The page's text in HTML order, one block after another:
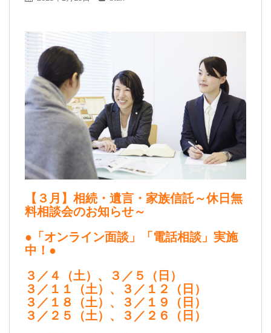
【３月】相続・遺言・家族信託～休日無
料相談会のお知らせ～
●「オンライン面談」「電話相談」実施
中！●
３／４（土）、３／５（日）
３／１１（土）、３／１２（日）
３／１８（土）、３／１９（日）
３／２５（土）、３／２６（日）